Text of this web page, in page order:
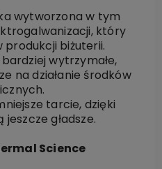
wytworzona w tym
który
biżuterii.
wytrzymałe,
na działanie środków
tarcie, dzięki
jeszcze gładsze.
Science